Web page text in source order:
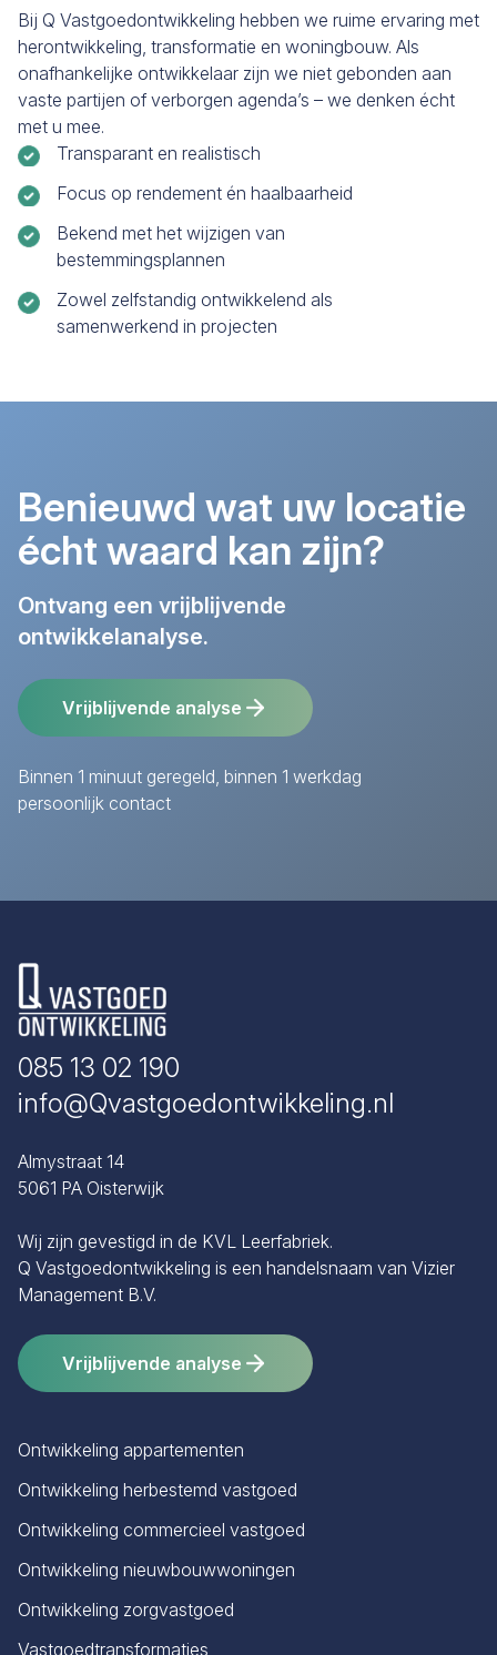
Bij Q Vastgoedontwikkeling hebben we ruime ervaring met
herontwikkeling, transformatie en woningbouw. Als
onafhankelijke ontwikkelaar zijn we niet gebonden aan
vaste partijen of verborgen agenda’s – we denken écht
met u mee.
Transparant en realistisch
Focus op rendement én haalbaarheid
Bekend met het wijzigen van
bestemmingsplannen
Zowel zelfstandig ontwikkelend als
samenwerkend in projecten
Benieuwd wat uw locatie
écht waard kan zijn?
Ontvang een vrijblijvende
ontwikkelanalyse.
Vrijblijvende analyse
Binnen 1 minuut geregeld, binnen 1 werkdag
persoonlijk contact
085 13 02 190
info@Qvastgoedontwikkeling.nl
Almystraat 14
5061 PA Oisterwijk
Wij zijn gevestigd in de KVL Leerfabriek.
Q Vastgoedontwikkeling is een handelsnaam van Vizier
Management B.V.
Vrijblijvende analyse
Ontwikkeling appartementen
Ontwikkeling herbestemd vastgoed
Ontwikkeling commercieel vastgoed
Ontwikkeling nieuwbouwwoningen
Ontwikkeling zorgvastgoed
Vastgoedtransformaties